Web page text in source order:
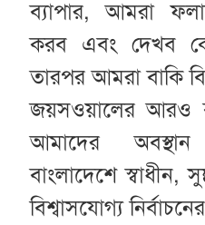
ব্যাপার, আমরা
করব এবং দেখব
তারপর আমরা বাকি
জয়সওয়ালের আরও
আমাদের
বাংলাদেশে স্বাধীন,
বিশ্বাসযোগ্য